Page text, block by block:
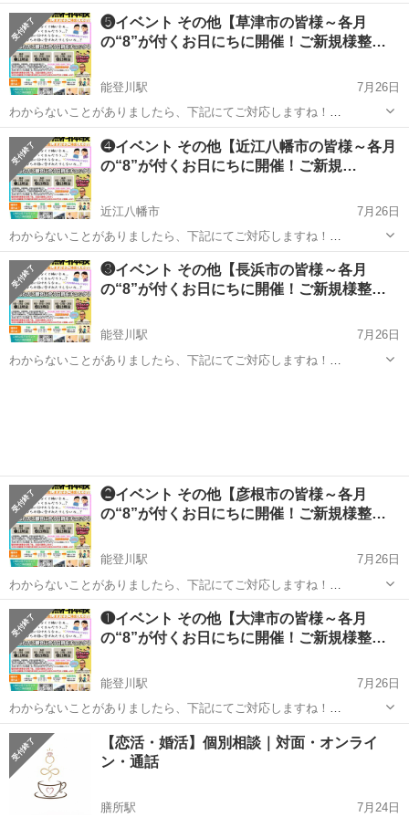
https://lin.ee/ALMeD11 ↑もしくは「ライン」で『@002ideed』まで！
■■■■■■■ご覧いただき有...
滋賀 守山市 能登川駅 その他
❺イベント その他【草津市の皆様～各月
の“8”が付くお日にちに開催！ご新規様整…
能登川駅
7月26日
わからないことがありましたら、下記にてご対応しますね！
https://lin.ee/ALMeD11 ↑もしくは「ライン」で『@002ideed』まで！
■■■■■■■ご覧いただき有...
滋賀 草津市 能登川駅 その他 さい
❹イベント その他【近江八幡市の皆様～各月
の“8”が付くお日にちに開催！ご新規…
近江八幡市
7月26日
わからないことがありましたら、下記にてご対応しますね！
https://lin.ee/ALMeD11 ↑もしくは「ライン」で『@002ideed』まで！
■■■■■■■ご覧いただき有...
滋賀 近江八幡市 その他 サロン
❸イベント その他【長浜市の皆様～各月
の“8”が付くお日にちに開催！ご新規様整…
能登川駅
7月26日
わからないことがありましたら、下記にてご対応しますね！
❷イベント その他【彦根市の皆様～各月
の“8”が付くお日にちに開催！ご新規様整…
能登川駅
7月26日
わからないことがありましたら、下記にてご対応しますね！
https://lin.ee/ALMeD11 ↑もしくは「ライン」で『@002ideed』まで！
■■■■■■■ご覧いただき有...
滋賀 彦根市 能登川駅 その他
❶イベント その他【大津市の皆様～各月
の“8”が付くお日にちに開催！ご新規様整…
能登川駅
7月26日
わからないことがありましたら、下記にてご対応しますね！
https://lin.ee/ALMeD11 ↑もしくは「ライン」で『@002ideed』まで！
■■■■■■■ご覧いただき有...
滋賀 能登川駅 その他 無料
【恋活・婚活】個別相談｜対面・オンライ
ン・通話
膳所駅
7月24日